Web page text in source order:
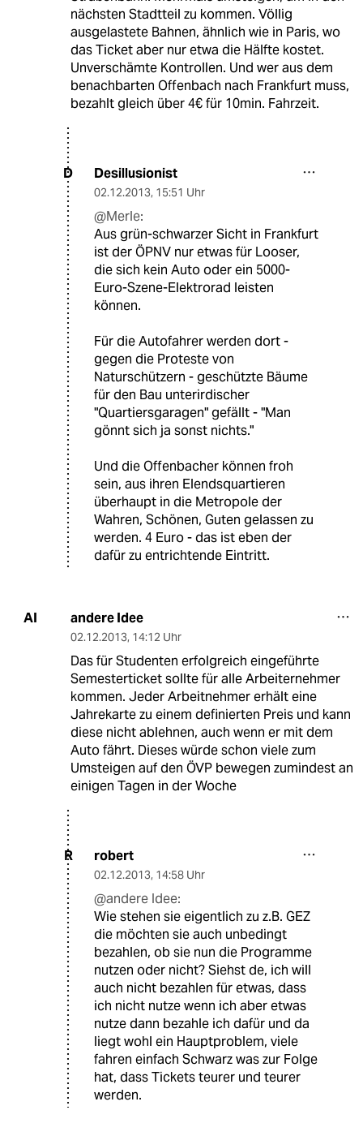
nächsten Stadtteil zu kommen. Völlig
ausgelastete Bahnen, ähnlich wie in Paris, wo
das Ticket aber nur etwa die Hälfte kostet.
Unverschämte Kontrollen. Und wer aus dem
benachbarten Offenbach nach Frankfurt muss,
bezahlt gleich über 4€ für 10min. Fahrzeit.
D Desillusionist
02.12.2013, 15:51 Uhr
@Merle:
Aus grün-schwarzer Sicht in Frankfurt
ist der ÖPNV nur etwas für Looser,
die sich kein Auto oder ein 5000-
Euro-Szene-Elektrorad leisten
können.
Für die Autofahrer werden dort -
gegen die Proteste von
Naturschützern - geschützte Bäume
für den Bau unterirdischer
"Quartiersgaragen" gefällt - "Man
gönnt sich ja sonst nichts."
Und die Offenbacher können froh
sein, aus ihren Elendsquartieren
überhaupt in die Metropole der
Wahren, Schönen, Guten gelassen zu
werden. 4 Euro - das ist eben der
dafür zu entrichtende Eintritt.
AI andere Idee
02.12.2013, 14:12 Uhr
Das für Studenten erfolgreich eingeführte
Semesterticket sollte für alle Arbeiternehmer
kommen. Jeder Arbeitnehmer erhält eine
Jahrekarte zu einem definierten Preis und kann
diese nicht ablehnen, auch wenn er mit dem
Auto fährt. Dieses würde schon viele zum
Umsteigen auf den ÖVP bewegen zumindest an
einigen Tagen in der Woche
R robert
02.12.2013, 14:58 Uhr
@andere Idee:
Wie stehen sie eigentlich zu z.B. GEZ
die möchten sie auch unbedingt
bezahlen, ob sie nun die Programme
nutzen oder nicht? Siehst de, ich will
auch nicht bezahlen für etwas, dass
ich nicht nutze wenn ich aber etwas
nutze dann bezahle ich dafür und da
liegt wohl ein Hauptproblem, viele
fahren einfach Schwarz was zur Folge
hat, dass Tickets teurer und teurer
werden.